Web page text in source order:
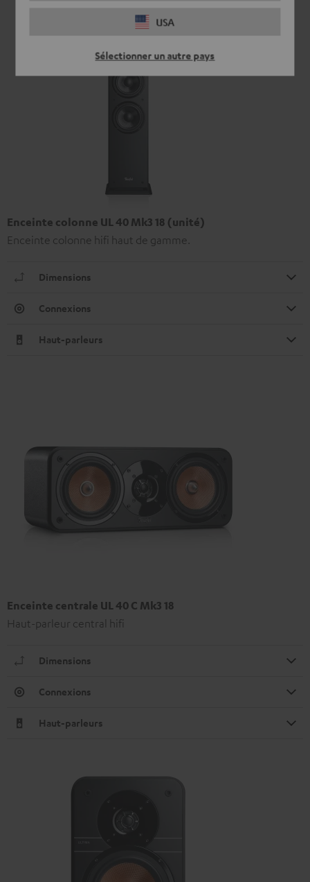
USA
Sélectionner un autre pays
Enceinte colonne UL 40 Mk3 18 (unité)
Enceinte colonne hifi haut de gamme.
Dimensions
Connexions
Haut-parleurs
Enceinte centrale UL 40 C Mk3 18
Haut-parleur central hifi
Dimensions
Connexions
Haut-parleurs